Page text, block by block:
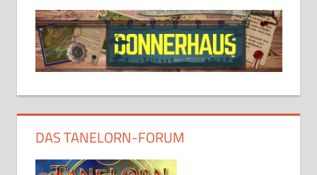
DAS TANELORN-FORUM